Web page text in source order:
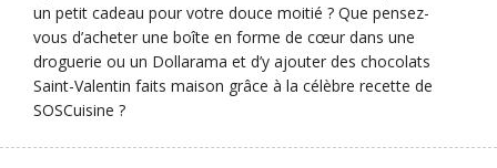
un petit cadeau pour votre douce moitié ? Que pensez-
vous d’acheter une boîte en forme de cœur dans une
droguerie ou un Dollarama et d’y ajouter des chocolats
Saint-Valentin faits maison grâce à la célèbre recette de
SOSCuisine ?